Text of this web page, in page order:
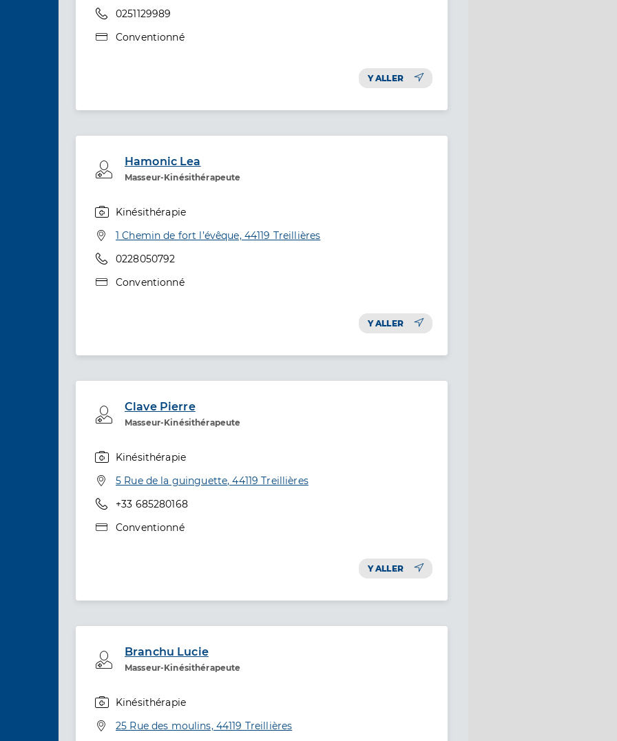
Téléphone
0251129989
Type de convention
Conventionné
Y ALLER
Hamonic Lea
Masseur-Kinésithérapeute
Professionel de santé
Kinésithérapie
Adresse
1 Chemin de fort l’évêque, 44119 Treillières
Téléphone
0228050792
Type de convention
Conventionné
Y ALLER
Clave Pierre
Masseur-Kinésithérapeute
Professionel de santé
Kinésithérapie
Adresse
5 Rue de la guinguette, 44119 Treillières
Téléphone
+33 685280168
Type de convention
Conventionné
Y ALLER
Branchu Lucie
Masseur-Kinésithérapeute
Professionel de santé
Kinésithérapie
Adresse
25 Rue des moulins, 44119 Treillières